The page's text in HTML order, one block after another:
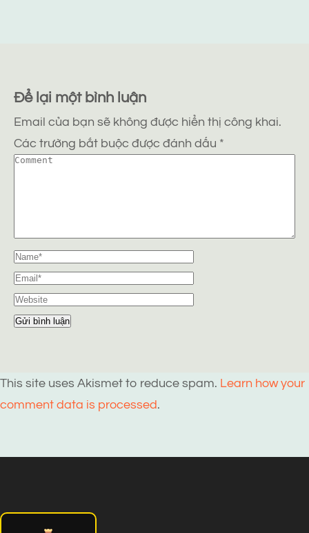
Để lại một bình luận
Email của bạn sẽ không được hiển thị công khai.
Các trường bắt buộc được đánh dấu *
This site uses Akismet to reduce spam. Learn how your
comment data is processed.